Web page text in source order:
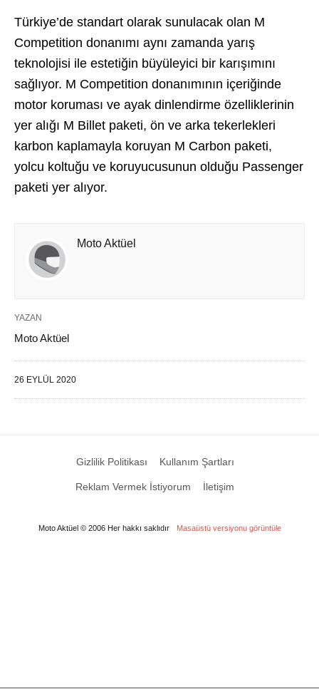
Türkiye’de standart olarak sunulacak olan M
Competition donanımı aynı zamanda yarış
teknolojisi ile estetiğin büyüleyici bir karışımını
sağlıyor. M Competition donanımının içeriğinde
motor koruması ve ayak dinlendirme özelliklerinin
yer alığı M Billet paketi, ön ve arka tekerlekleri
karbon kaplamayla koruyan M Carbon paketi,
yolcu koltuğu ve koruyucusunun olduğu Passenger
paketi yer alıyor.
Moto Aktüel
YAZAN
Moto Aktüel
26 EYLÜL 2020
Gizlilik Politikası Kullanım Şartları
Reklam Vermek İstiyorum İletişim
Moto Aktüel © 2006 Her hakkı saklıdır Masaüstü versiyonu görüntüle